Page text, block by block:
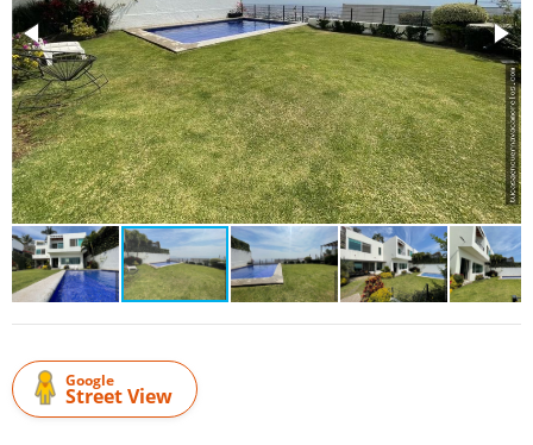
Google
Street View